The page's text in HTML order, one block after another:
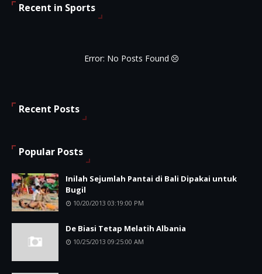
Recent in Sports
Error: No Posts Found
Recent Posts
Popular Posts
Inilah Sejumlah Pantai di Bali Dipakai untuk
Bugil
10/20/2013 03:19:00 PM
De Biasi Tetap Melatih Albania
10/25/2013 09:25:00 AM